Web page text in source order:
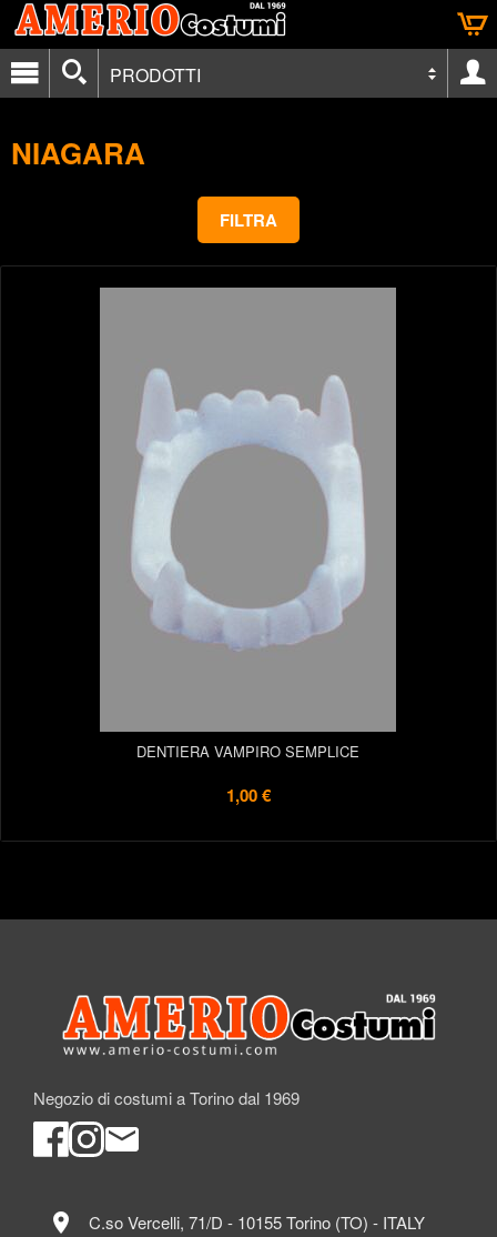
PRODOTTI
NIAGARA
FILTRA
DENTIERA VAMPIRO SEMPLICE
1,00 €
Negozio di costumi a Torino dal 1969
location_on C.so Vercelli, 71/D - 10155 Torino (TO) - ITALY